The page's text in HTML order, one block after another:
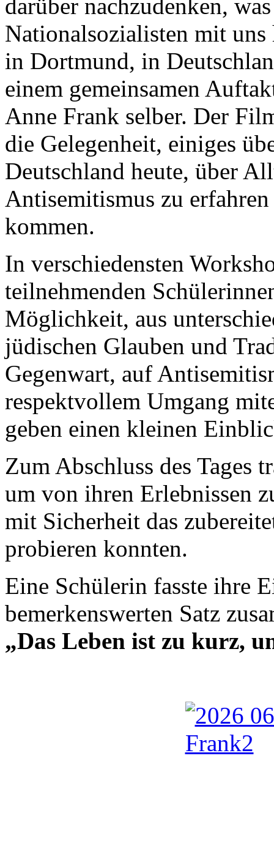
darüber nachzudenken,
Nationalsozialisten mit
in Dortmund, in
einem gemeinsamen
Anne Frank selber. Der
die Gelegenheit, einiges
Deutschland heute, über
Antisemitismus zu
kommen.
In verschiedensten
teilnehmenden
Möglichkeit, aus
jüdischen Glauben und
Gegenwart, auf
respektvollem Umgang
geben einen kleinen
Zum Abschluss des Tages
um von ihren Erlebnissen
mit Sicherheit das
probieren konnten.
Eine Schülerin fasste ihre
bemerkenswerten Satz
„Das Leben ist zu kurz,